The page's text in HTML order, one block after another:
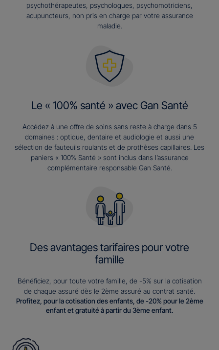
psychothérapeutes, psychologues, psychomotriciens,
acupuncteurs, non pris en charge par votre assurance
maladie.
Le « 100% santé » avec Gan Santé
Accédez à une offre de soins sans reste à charge dans 5
domaines : optique, dentaire et audiologie et aussi une
sélection de fauteuils roulants et de prothèses capillaires. Les
paniers « 100% Santé » sont inclus dans l’assurance
complémentaire responsable Gan Santé.
Des avantages tarifaires pour votre
famille
Bénéficiez, pour toute votre famille, de -5% sur la cotisation
de chaque assuré dès le 2ème assuré au contrat santé.
Profitez, pour la cotisation des enfants, de -20% pour le 2ème
enfant et gratuité à partir du 3ème enfant.